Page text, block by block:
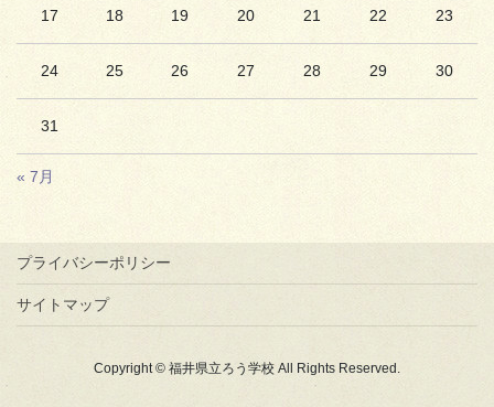
17 18 19 20 21 22 23
24 25 26 27 28 29 30
31
« 7月
プライバシーポリシー
サイトマップ
Copyright © 福井県立ろう学校 All Rights Reserved.